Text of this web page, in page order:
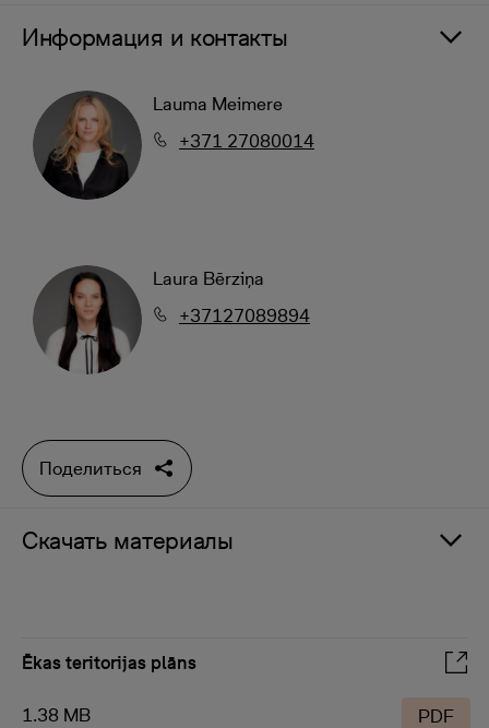
Информация и контакты
Lauma Meimere
+371 27080014
Laura Bērziņa
+37127089894
Поделиться
Скачать материалы
Ēkas teritorijas plāns
1.38 MB PDF